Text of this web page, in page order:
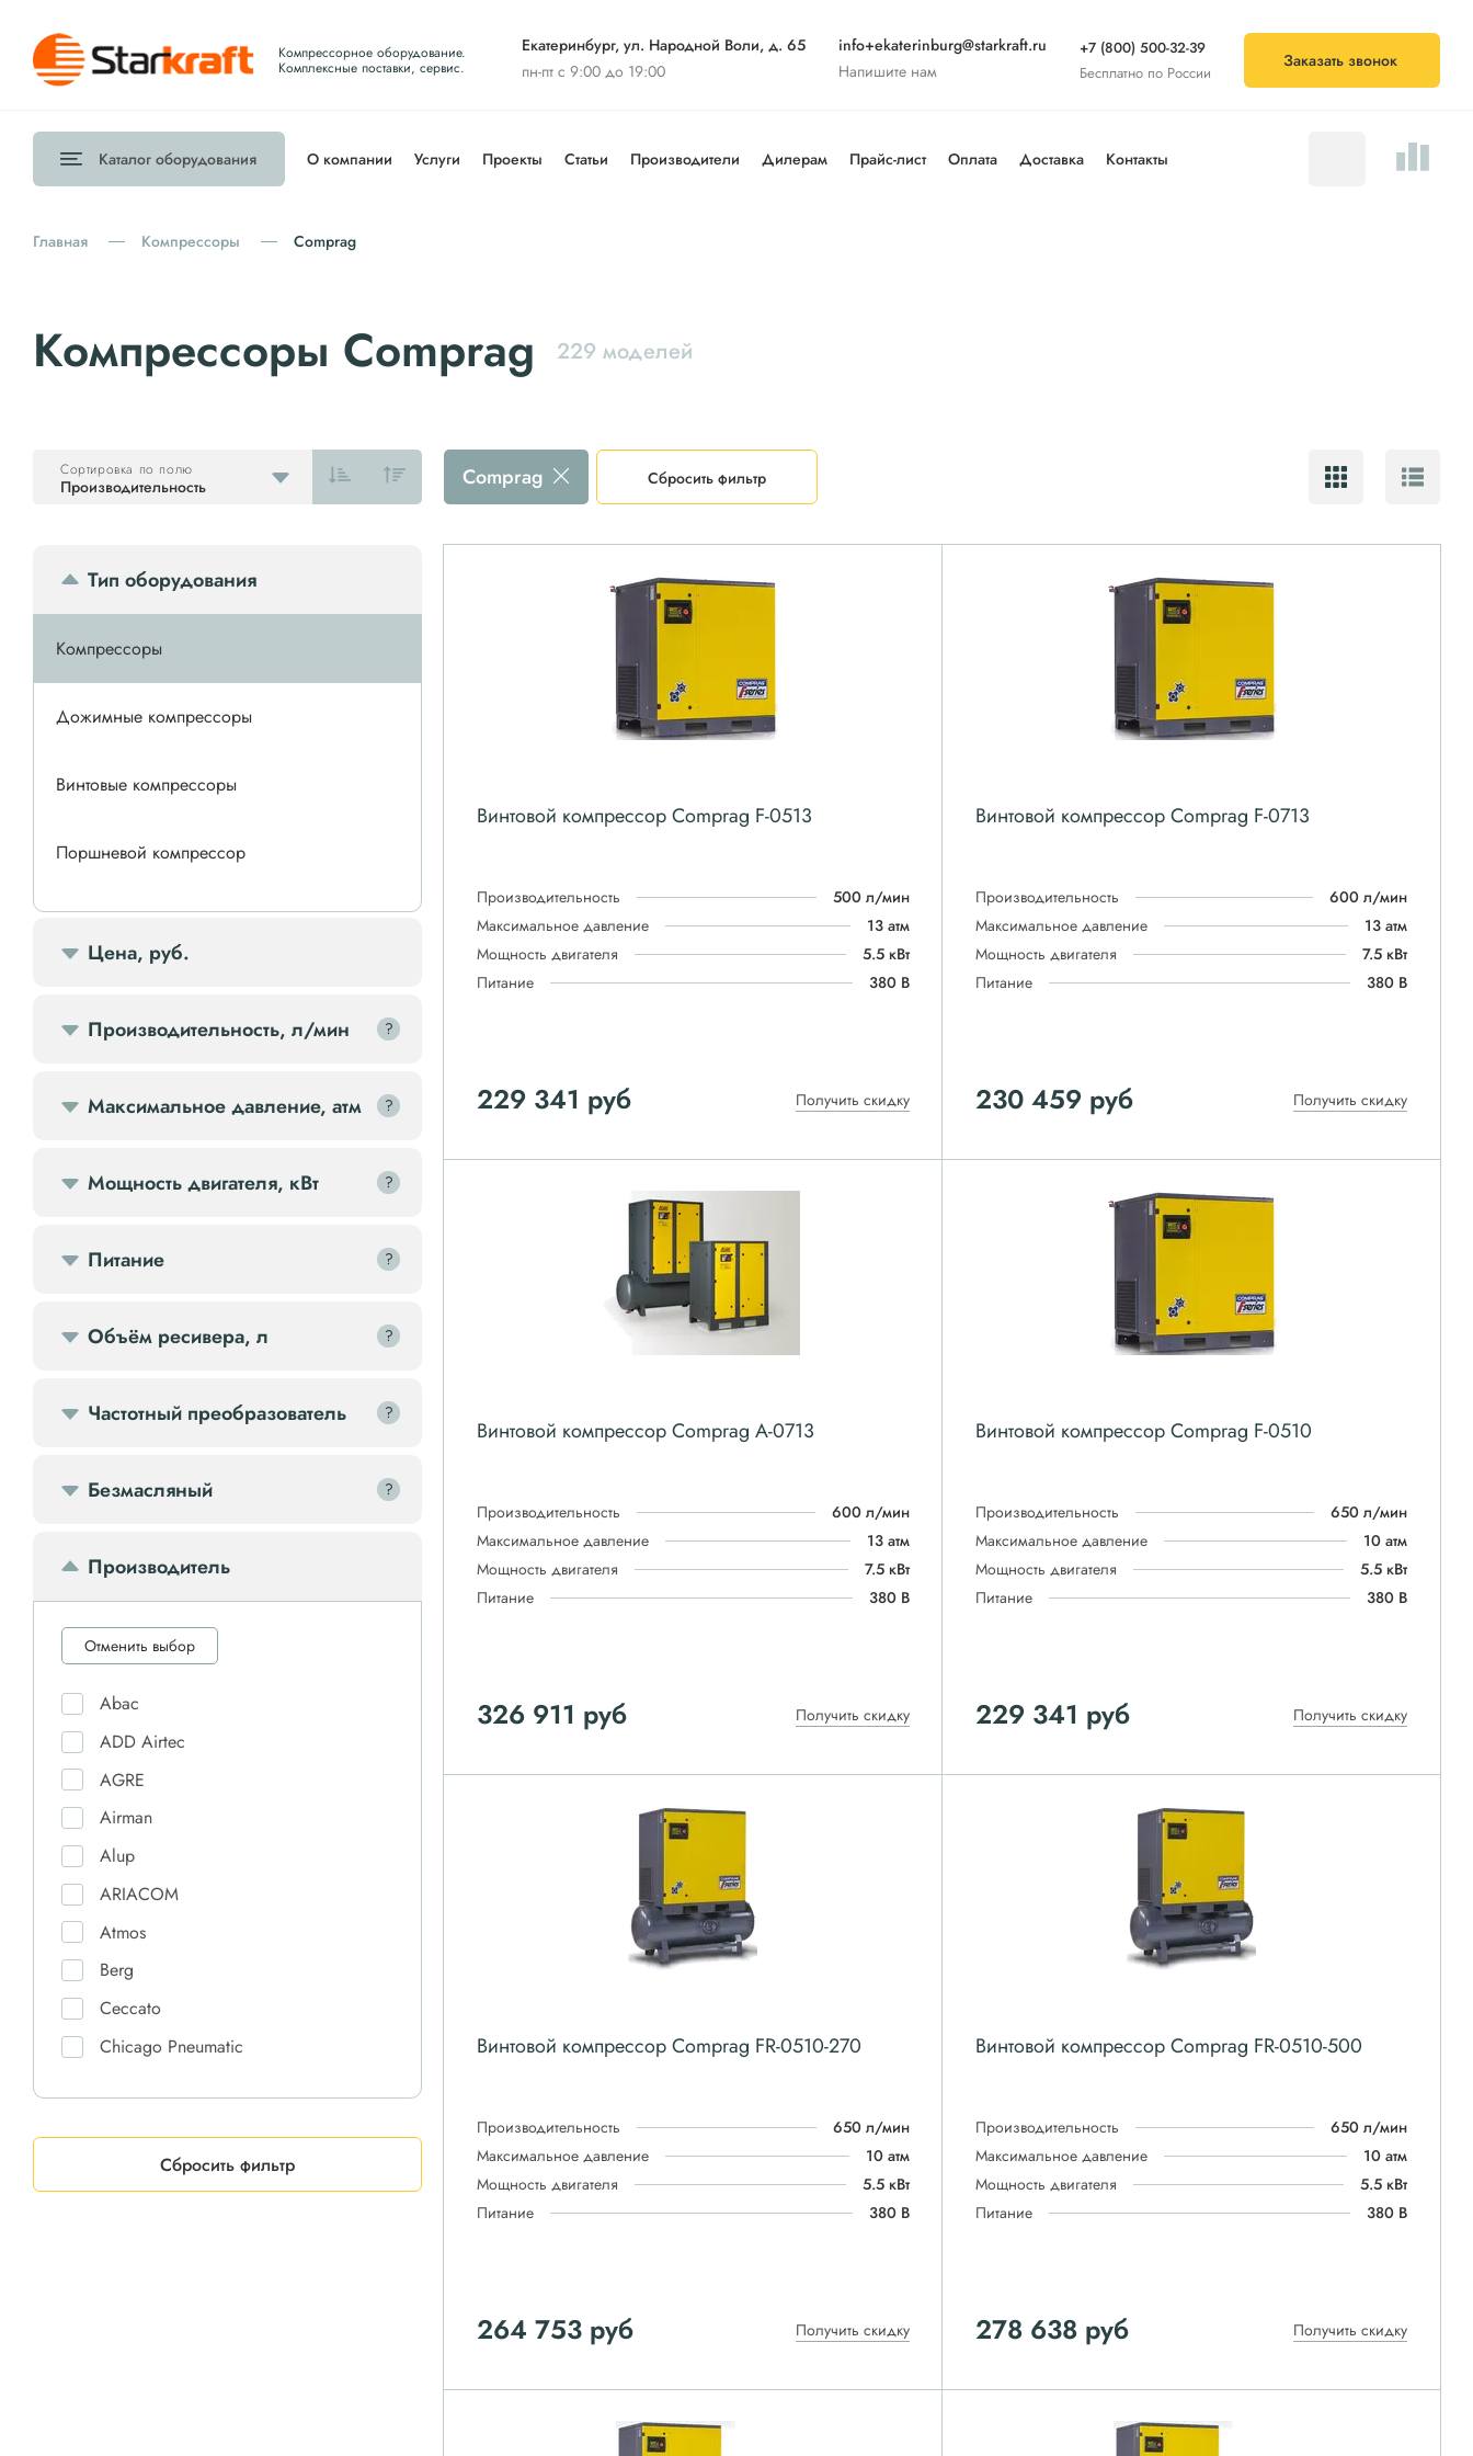
Компрессорное оборудование.
Комплексные поставки, сервис.
Екатеринбург, ул. Народной Воли, д. 65
пн-пт с 9:00 до 19:00
info+ekaterinburg@starkraft.ru
Напишите нам
+7 (800) 500-32-39
Бесплатно по России
Заказать звонок
Каталог оборудования О компании Услуги Проекты Статьи Производители Дилерам Прайс-лист Оплата Доставка Контакты
Главная Компрессоры Comprag
Компрессоры Comprag 229 моделей
Производительность
Сортировка по полю Comprag Сбросить фильтр
Тип оборудования
Компрессоры
Дожимные компрессоры
Винтовые компрессоры
Поршневой компрессор
Спиральные компрессоры
Осветительные мачты
Осушители
Ресиверы
Цена, руб.
Производительность, л/мин ?
?
Максимальное давление, атм ?
?
Мощность двигателя, кВт ?
?
Питание ?
?
Объём ресивера, л ?
?
Частотный преобразователь ?
?
Безмасляный ?
?
Производитель
Отменить выбор
Abac
ADD Airtec
AGRE
Airman
Alup
ARIACOM
Atmos
Berg
Ceccato
Chicago Pneumatic
CrossAir
Dali
Сбросить фильтр
Винтовой компрессор Comprag F-0513
Производительность
500 л/мин
Максимальное давление
13 атм
Мощность двигателя
5.5 кВт
Питание
380 В
229 341 руб Получить скидку
Винтовой компрессор Comprag F-0713
Производительность
600 л/мин
Максимальное давление
13 атм
Мощность двигателя
7.5 кВт
Питание
380 В
230 459 руб Получить скидку
Винтовой компрессор Comprag А-0713
Производительность
600 л/мин
Максимальное давление
13 атм
Мощность двигателя
7.5 кВт
Питание
380 В
326 911 руб Получить скидку
Винтовой компрессор Comprag F-0510
Производительность
650 л/мин
Максимальное давление
10 атм
Мощность двигателя
5.5 кВт
Питание
380 В
229 341 руб Получить скидку
Винтовой компрессор Comprag FR-0510-270
Производительность
650 л/мин
Максимальное давление
10 атм
Мощность двигателя
5.5 кВт
Питание
380 В
264 753 руб Получить скидку
Винтовой компрессор Comprag FR-0510-500
Производительность
650 л/мин
Максимальное давление
10 атм
Мощность двигателя
5.5 кВт
Питание
380 В
278 638руб Получить скидку